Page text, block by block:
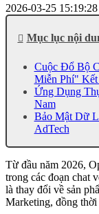
2026-03-25 15:19:28
Mục lục nội
Cuộc Đổ Bộ
Miễn Phí"
Ứng Dụng
Nam
Bảo Mật Dữ
AdTech
Từ đầu năm 2026,
trong các đoạn chat
là thay đổi về sản
Marketing, đồng